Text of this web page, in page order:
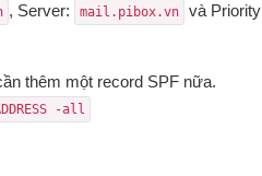
, Server: mail.pibox.vn và Priority
thêm một record SPF nữa.
-all